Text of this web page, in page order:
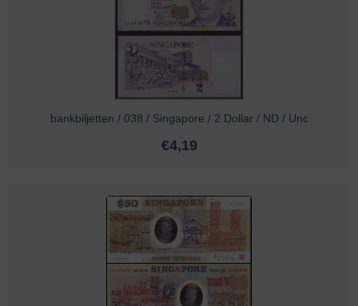
bankbiljetten / 038 / Singapore / 2 Dollar / ND / Unc
€4,19